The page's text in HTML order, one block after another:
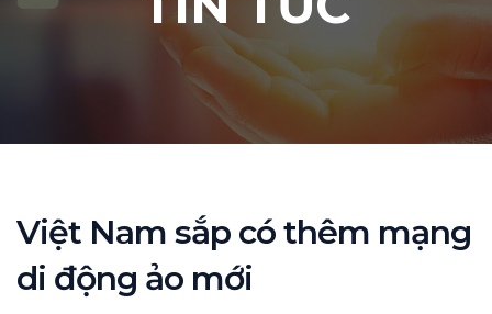
Việt Nam sắp có thêm mạng
di động ảo mới